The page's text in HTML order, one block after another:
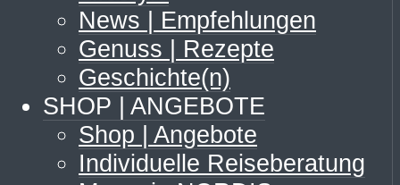
News | Empfehlungen
Genuss | Rezepte
Geschichte(n)
SHOP | ANGEBOTE
Shop | Angebote
Individuelle Reiseberatung